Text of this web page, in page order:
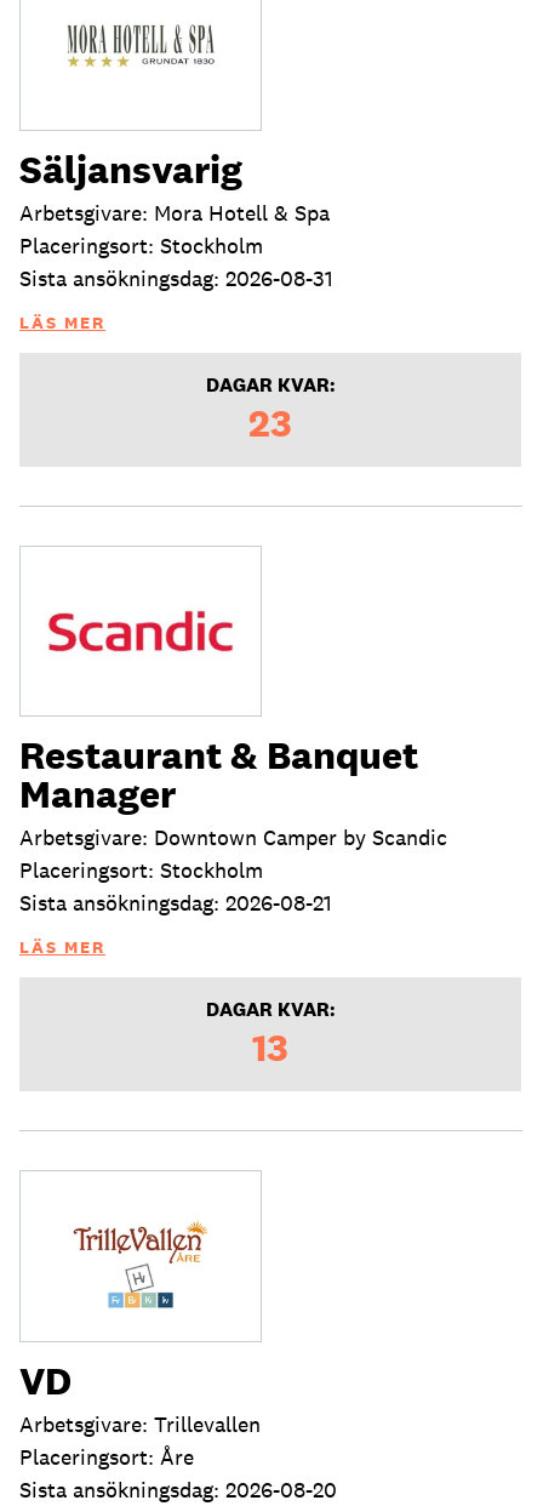
Säljansvarig
Arbetsgivare: Mora Hotell & Spa
Placeringsort: Stockholm
Sista ansökningsdag: 2026-08-31
LÄS MER
DAGAR KVAR:
23
Restaurant & Banquet
Manager
Arbetsgivare: Downtown Camper by Scandic
Placeringsort: Stockholm
Sista ansökningsdag: 2026-08-21
LÄS MER
DAGAR KVAR:
13
VD
Arbetsgivare: Trillevallen
Placeringsort: Åre
Sista ansökningsdag: 2026-08-20